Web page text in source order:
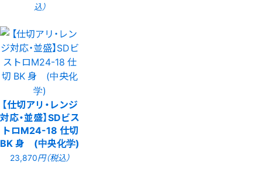
込）
【仕切アリ・レンジ
対応・並盛】SDビス
トロM24-18 仕切
BK 身 (中央化学)
23,870円（税込）